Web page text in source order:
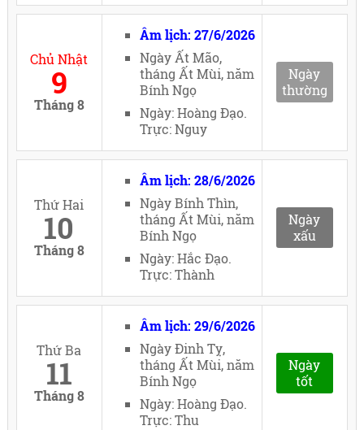
Chủ Nhật
9
Tháng 8
Âm lịch: 27/6/2026
Ngày Ất Mão,
tháng Ất Mùi, năm
Bính Ngọ
Ngày: Hoàng Đạo.
Trực: Nguy
Ngày
thường
Thứ Hai
10
Tháng 8
Âm lịch: 28/6/2026
Ngày Bính Thìn,
tháng Ất Mùi, năm
Bính Ngọ
Ngày: Hắc Đạo.
Trực: Thành
Ngày
xấu
Thứ Ba
11
Tháng 8
Âm lịch: 29/6/2026
Ngày Đinh Tỵ,
tháng Ất Mùi, năm
Bính Ngọ
Ngày: Hoàng Đạo.
Trực: Thu
Ngày
tốt